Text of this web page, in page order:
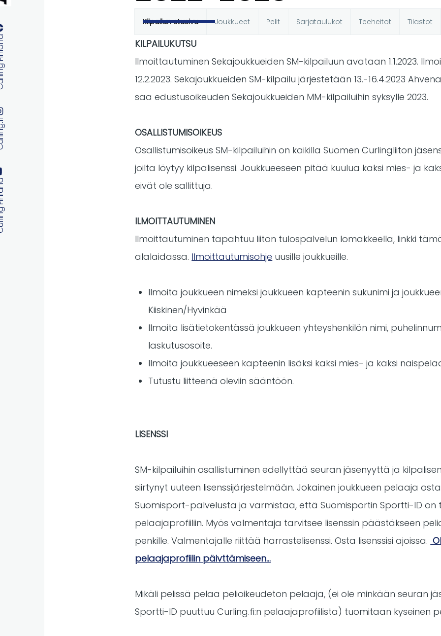
Ensisijaiset
välilehdet
Kilpailun etusivu Joukkueet Pelit Sarjataulukot Teeheitot Tilastot
KILPAILUKUTSU
Ilmoittautuminen Sekajoukkueiden SM-kilpailuun avataan 1.1.2023.
12.2.2023. Sekajoukkueiden SM-kilpailu järjestetään 13.-16.4.2023
saa edustusoikeuden Sekajoukkueiden MM-kilpailuihin syksylle 2023.
OSALLISTUMISOIKEUS
Osallistumisoikeus SM-kilpailuihin on kaikilla Suomen Curlingliiton
joilta löytyy kilpalisenssi. Joukkueeseen pitää kuulua kaksi mies- ja
eivät ole sallittuja.
ILMOITTAUTUMINEN
Ilmoittautuminen tapahtuu liiton tulospalvelun lomakkeella, linkki
alalaidassa. Ilmoittautumisohje uusille joukkueille.
Ilmoita joukkueen nimeksi joukkueen kapteenin sukunimi ja
Kiiskinen/Hyvinkää
Ilmoita lisätietokentässä joukkueen yhteyshenkilön nimi,
laskutusosoite.
Ilmoita joukkueeseen kapteenin lisäksi kaksi mies- ja kaksi
Tutustu liitteenä oleviin sääntöön.
LISENSSI
SM-kilpailuihin osallistuminen edellyttää seuran jäsenyyttä ja
siirtynyt uuteen lisenssijärjestelmään. Jokainen joukkueen pelaaja
Suomisport-palvelusta ja varmistaa, että Suomisportin Sportti-ID
pelaajaprofiiliin. Myös valmentaja tarvitsee lisenssin päästäkseen
penkille. Valmentajalle riittää harrastelisenssi. Osta lisenssisi ajoissa.
pelaajaprofiilin päivttämiseen...
Mikäli pelissä pelaa pelioikeudeton pelaaja, (ei ole minkään seuran
Sportti-ID puuttuu Curling.fi:n pelaajaprofiilista) tuomitaan kyseinen